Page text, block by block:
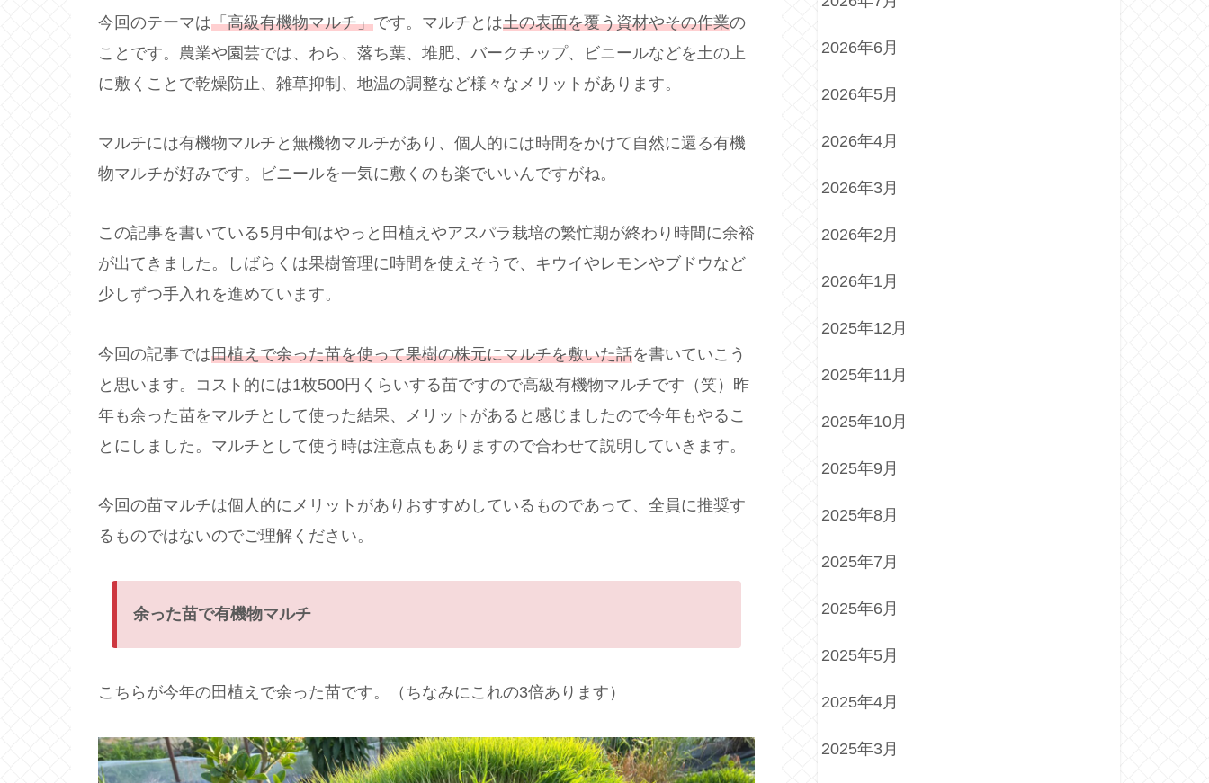
今回のテーマは「高級有機物マルチ」です。マルチとは土の表面を覆う資材やその作業の
ことです。農業や園芸では、わら、落ち葉、堆肥、バークチップ、ビニールなどを土の上
に敷くことで乾燥防止、雑草抑制、地温の調整など様々なメリットがあります。
マルチには有機物マルチと無機物マルチがあり、個人的には時間をかけて自然に還る有機
物マルチが好みです。ビニールを一気に敷くのも楽でいいんですがね。
この記事を書いている5月中旬はやっと田植えやアスパラ栽培の繁忙期が終わり時間に余裕
が出てきました。しばらくは果樹管理に時間を使えそうで、キウイやレモンやブドウなど
少しずつ手入れを進めています。
今回の記事では田植えで余った苗を使って果樹の株元にマルチを敷いた話を書いていこう
と思います。コスト的には1枚500円くらいする苗ですので高級有機物マルチです（笑）昨
年も余った苗をマルチとして使った結果、メリットがあると感じましたので今年もやるこ
とにしました。マルチとして使う時は注意点もありますので合わせて説明していきます。
今回の苗マルチは個人的にメリットがありおすすめしているものであって、全員に推奨す
るものではないのでご理解ください。
余った苗で有機物マルチ
こちらが今年の田植えで余った苗です。（ちなみにこれの3倍あります）
2026年6月
2026年5月
2026年4月
2026年3月
2026年2月
2026年1月
2025年12月
2025年11月
2025年10月
2025年9月
2025年8月
2025年7月
2025年6月
2025年5月
2025年4月
2025年3月